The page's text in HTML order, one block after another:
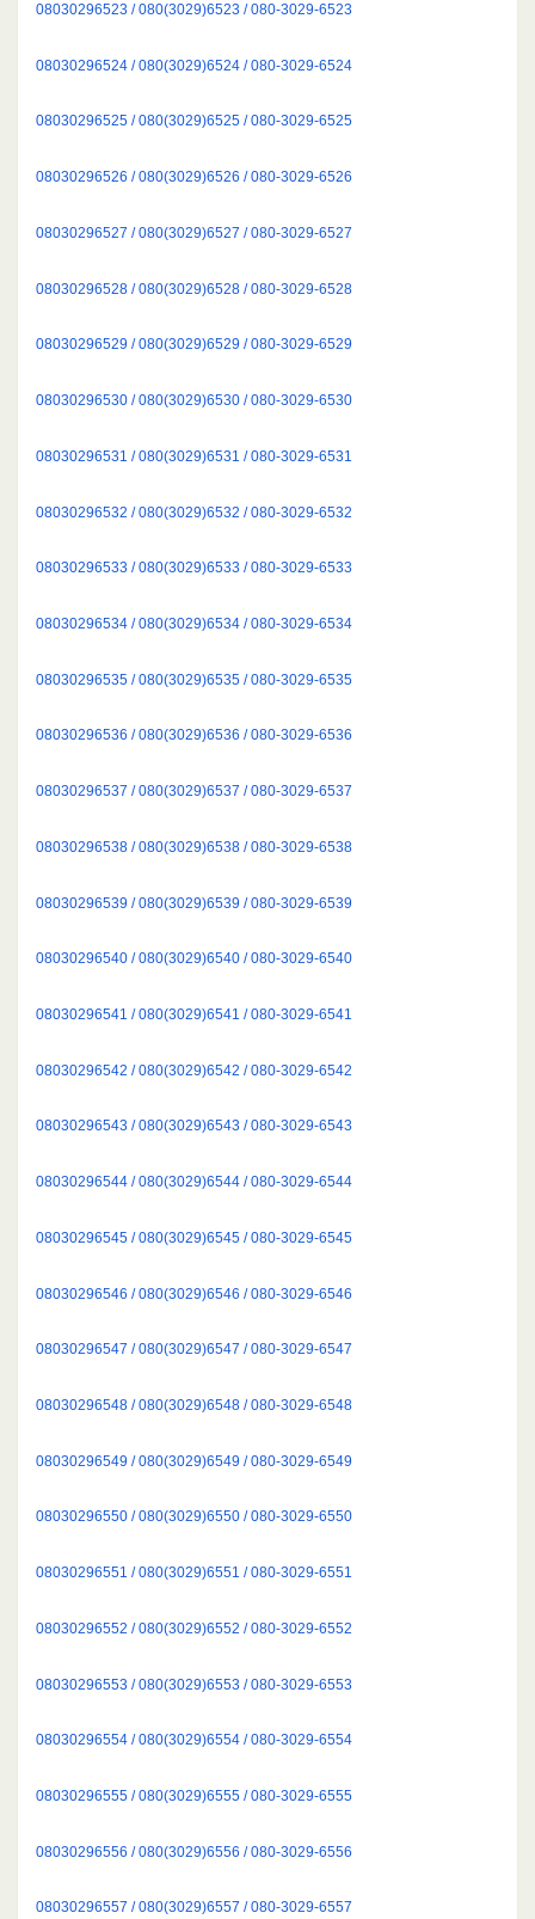
08030296523 / 080(3029)6523 / 080-3029-6523
08030296524 / 080(3029)6524 / 080-3029-6524
08030296525 / 080(3029)6525 / 080-3029-6525
08030296526 / 080(3029)6526 / 080-3029-6526
08030296527 / 080(3029)6527 / 080-3029-6527
08030296528 / 080(3029)6528 / 080-3029-6528
08030296529 / 080(3029)6529 / 080-3029-6529
08030296530 / 080(3029)6530 / 080-3029-6530
08030296531 / 080(3029)6531 / 080-3029-6531
08030296532 / 080(3029)6532 / 080-3029-6532
08030296533 / 080(3029)6533 / 080-3029-6533
08030296534 / 080(3029)6534 / 080-3029-6534
08030296535 / 080(3029)6535 / 080-3029-6535
08030296536 / 080(3029)6536 / 080-3029-6536
08030296537 / 080(3029)6537 / 080-3029-6537
08030296538 / 080(3029)6538 / 080-3029-6538
08030296539 / 080(3029)6539 / 080-3029-6539
08030296540 / 080(3029)6540 / 080-3029-6540
08030296541 / 080(3029)6541 / 080-3029-6541
08030296542 / 080(3029)6542 / 080-3029-6542
08030296543 / 080(3029)6543 / 080-3029-6543
08030296544 / 080(3029)6544 / 080-3029-6544
08030296545 / 080(3029)6545 / 080-3029-6545
08030296546 / 080(3029)6546 / 080-3029-6546
08030296547 / 080(3029)6547 / 080-3029-6547
08030296548 / 080(3029)6548 / 080-3029-6548
08030296549 / 080(3029)6549 / 080-3029-6549
08030296550 / 080(3029)6550 / 080-3029-6550
08030296551 / 080(3029)6551 / 080-3029-6551
08030296552 / 080(3029)6552 / 080-3029-6552
08030296553 / 080(3029)6553 / 080-3029-6553
08030296554 / 080(3029)6554 / 080-3029-6554
08030296555 / 080(3029)6555 / 080-3029-6555
08030296556 / 080(3029)6556 / 080-3029-6556
08030296557 / 080(3029)6557 / 080-3029-6557